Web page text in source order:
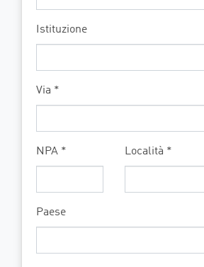
Istituzione
Via *
NPA * Località *
Paese